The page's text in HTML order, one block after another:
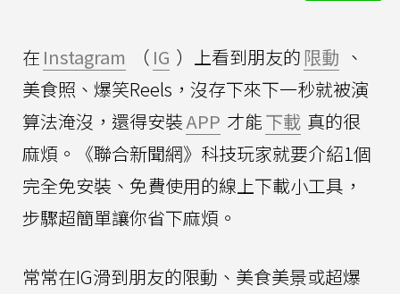
在 Instagram （ IG ）上看到朋友的 限動 、
美食照、爆笑Reels，沒存下來下一秒就被演
算法淹沒，還得安裝APP 才能下載 真的很
麻煩。《聯合新聞網》科技玩家就要介紹1個
完全免安裝、免費使用的線上下載小工具，
步驟超簡單讓你省下麻煩。
常常在IG滑到朋友的限動、美食美景或超爆